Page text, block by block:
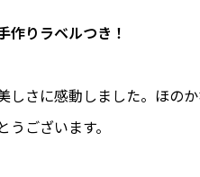
作りラベルつき！
しさに感動しました。ほの
ございます。